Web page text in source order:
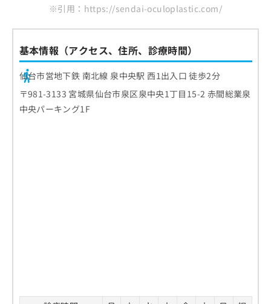
※引用：https://sendai-oculoplastic.com/
基本情報（アクセス、住所、診療時間）
仙台市営地下鉄 南北線 泉中央駅 西1出入口 徒歩2分
〒981-3133 宮城県仙台市泉区泉中央1丁目15-2 赤間総業泉
中央パーキング1F